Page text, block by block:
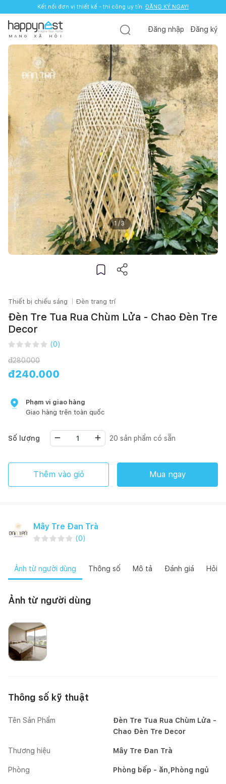
Kết nối đơn vị thiết kế - thi công uy tín. ĐĂNG KÝ NGAY!
M Ạ N G X Ã H Ộ I
Đăng nhập Đăng ký
1 /3
Thiết bị chiếu sáng Đèn trang trí
Đèn Tre Tua Rua Chùm Lửa - Chao Đèn Tre
Decor
(0)
đ280.000
đ240.000
Phạm vi giao hàng
Giao hàng trên toàn quốc
Số lượng 20 sản phẩm có sẵn
Thêm vào giỏ Mua ngay
Mây Tre Đan Trà
(0)
Ảnh từ người dùng Thông số Mô tả Đánh giá Hỏi
Ảnh từ người dùng
Mai Mốc
Thông số kỹ thuật
Tên Sản Phẩm
Đèn Tre Tua Rua Chùm Lửa -
Chao Đèn Tre Decor
Thương hiệu Mây Tre Đan Trà
Phòng Phòng bếp - ăn,Phòng ngủ